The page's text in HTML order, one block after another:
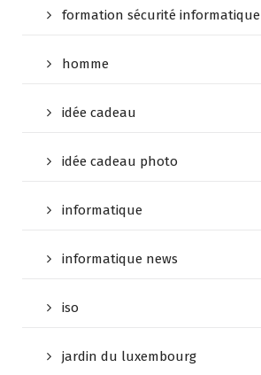
formation sécurité informatique
homme
idée cadeau
idée cadeau photo
informatique
informatique news
iso
jardin du luxembourg